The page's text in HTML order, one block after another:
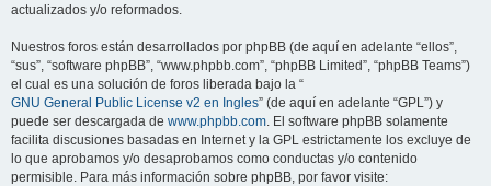
actualizados y/o reformados.
Nuestros foros están desarrollados por phpBB (de aquí en adelante “ellos”,
“sus”, “software phpBB”, “www.phpbb.com”, “phpBB Limited”, “phpBB Teams”)
el cual es una solución de foros liberada bajo la “
GNU General Public License v2 en Ingles” (de aquí en adelante “GPL”) y
puede ser descargada de www.phpbb.com. El software phpBB solamente
facilita discusiones basadas en Internet y la GPL estrictamente los excluye de
lo que aprobamos y/o desaprobamos como conductas y/o contenido
permisible. Para más información sobre phpBB, por favor visite: